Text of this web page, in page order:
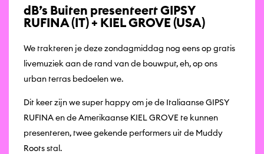
dB’s Buiten presenteert GIPSY
RUFINA (IT) + KIEL GROVE (USA)
We trakteren je deze zondagmiddag nog eens op gratis
livemuziek aan de rand van de bouwput, eh, op ons
urban terras bedoelen we.
Dit keer zijn we super happy om je de Italiaanse GIPSY
RUFINA en de Amerikaanse KIEL GROVE te kunnen
presenteren, twee gekende performers uit de Muddy
Roots stal.